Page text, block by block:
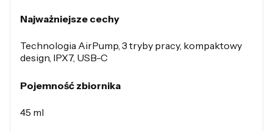
Najważniejsze cechy
Technologia AirPump, 3 tryby pracy, kompaktowy
design, IPX7, USB-C
Pojemność zbiornika
45 ml